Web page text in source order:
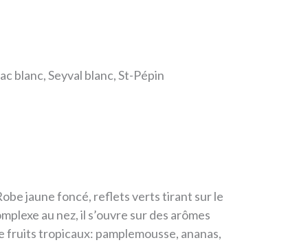
blanc, Seyval blanc, St-Pépin
jaune foncé, reflets verts tirant sur le
au nez, il s’ouvre sur des arômes
fruits tropicaux: pamplemousse, ananas,